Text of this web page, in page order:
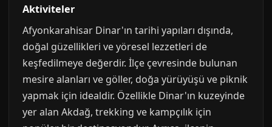
Aktiviteler
Afyonkarahisar Dinar'ın tarihi yapıları dışında,
doğal güzellikleri ve yöresel lezzetleri de
keşfedilmeye değerdir. İlçe çevresinde bulunan
mesire alanları ve göller, doğa yürüyüşü ve piknik
yapmak için idealdir. Özellikle Dinar'ın kuzeyinde
yer alan Akdağ, trekking ve kampçılık için